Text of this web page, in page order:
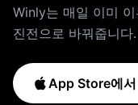
Winly는 매일 이미
진전으로 바꿔줍니
되는 습관이 됩니다. 사용 방법 1. 승리를 탭, 30개 이상의
프리셋 활동 중 선택
App Store에